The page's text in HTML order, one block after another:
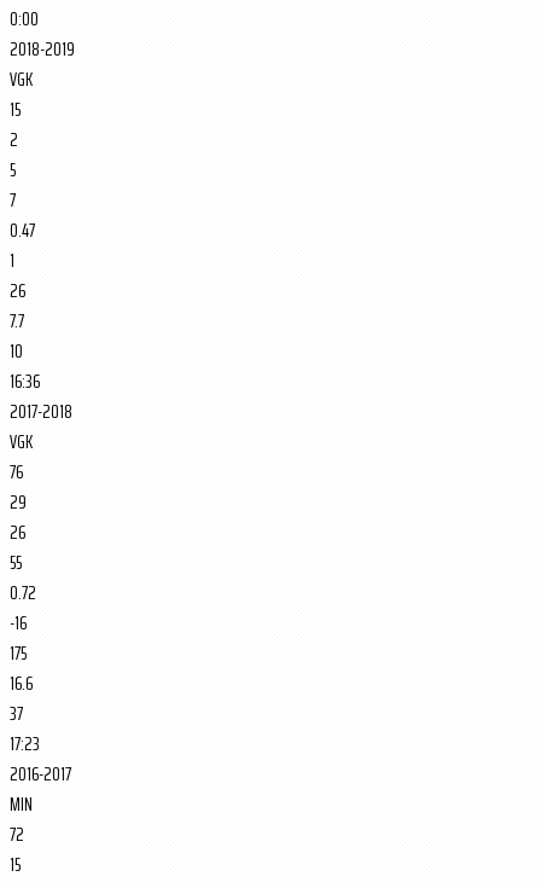
0:00
2018-2019
VGK
15
2
5
7
0.47
1
26
7.7
10
16:36
2017-2018
VGK
76
29
26
55
0.72
-16
175
16.6
37
17:23
2016-2017
MIN
72
15